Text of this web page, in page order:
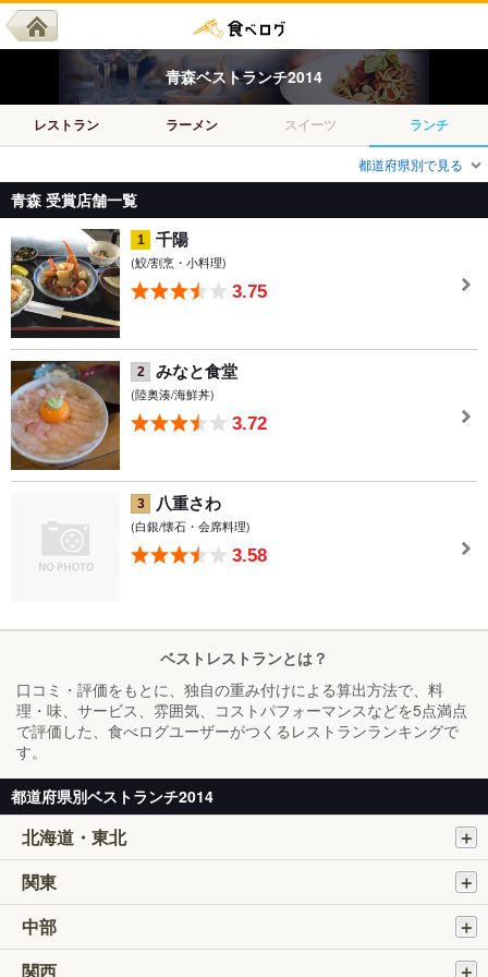
青森ベストランチ2014
レストラン ラーメン スイーツ ランチ
都道府県別で見る
青森 受賞店舗一覧
1 千陽
(鮫/割烹・小料理)
3.75
2 みなと食堂
(陸奥湊/海鮮丼)
3.72
3 八重さわ
(白銀/懐石・会席料理)
3.58
ベストレストランとは？
口コミ・評価をもとに、独自の重み付けによる算出方法で、料
理・味、サービス、雰囲気、コストパフォーマンスなどを5点満点
で評価した、食べログユーザーがつくるレストランランキングで
す。
都道府県別ベストランチ2014
北海道・東北
関東
中部
関西